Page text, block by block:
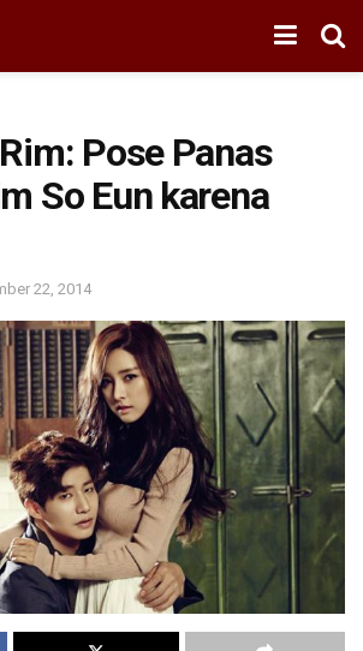
Pose Panas
So Eun karena
22, 2014